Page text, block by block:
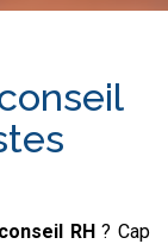
conseil RH? Cap